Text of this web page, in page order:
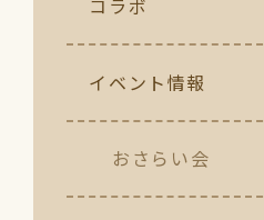
コラボ
イベント情報
おさらい会